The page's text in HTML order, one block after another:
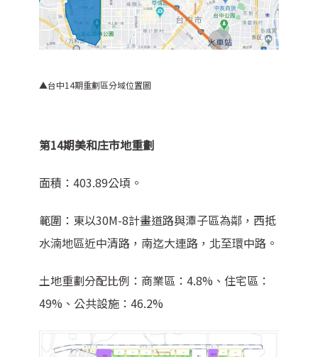
▲台中14期重劃區分域位置圖
第14期美和庄市地重劃
面積：403.89公頃。
範圍：東以30M-8計畫道路與潭子區為鄰，西抵
水湳地區近中清路，南迄大連路，北至環中路。
土地重劃分配比例：商業區：4.8%、住宅區：
49%、公共設施：46.2%